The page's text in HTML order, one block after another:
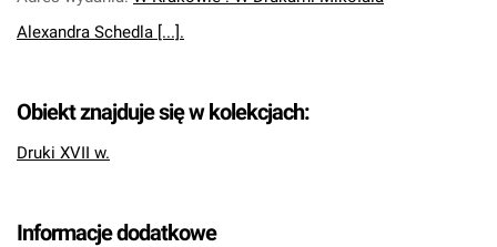
Alexandra Schedla [...].
Obiekt znajduje się w kolekcjach:
Druki XVII w.
Informacje dodatkowe